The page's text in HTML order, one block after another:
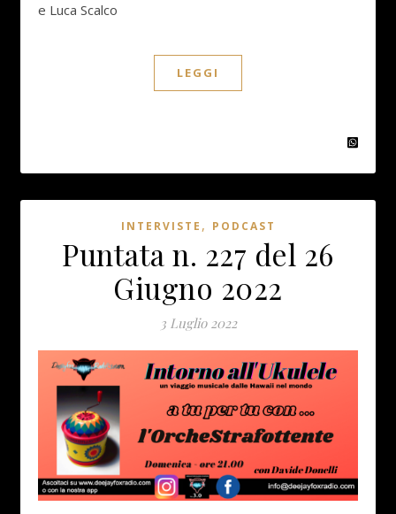
e Luca Scalco
LEGGI
INTERVISTE , PODCAST
Puntata n. 227 del 26
Giugno 2022
3 Luglio 2022